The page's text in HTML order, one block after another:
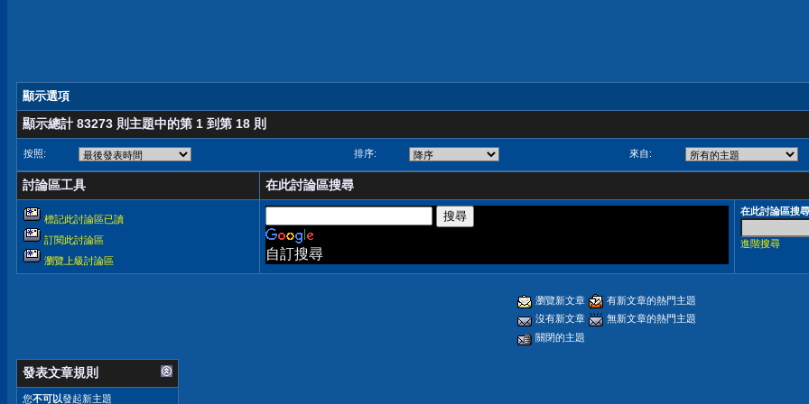
顯示選項
顯示總計 83273 則主題中的第 1 到第 18 則
按照: 排序: 來自:
討論區工具 在此討論區搜尋
標記此討論區已讀
訂閱此討論區
瀏覽上級討論區
自訂搜尋
在此討論區搜尋
進階搜尋
瀏覽新文章
有新文章的熱門主題
沒有新文章
無新文章的熱門主題
關閉的主題
發表文章規則
您不可以發起新主題